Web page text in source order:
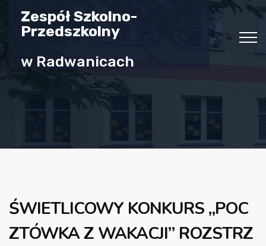
Zespół Szkolno-
Przedszkolny
w Radwanicach
ŚWIETLICOWY KONKURS „POC
ZTÓWKA Z WAKACJI” ROZSTRZ